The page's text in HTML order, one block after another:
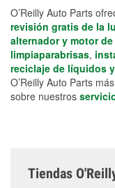
O’Reilly Auto Parts
revisión gratis de la
alternador y motor
limpiaparabrisas,
reciclaje de líquidos
O’Reilly Auto Parts
sobre nuestros
Tiendas